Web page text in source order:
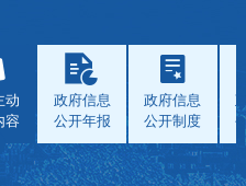
动
容
政府信息
公开年报
政府信息
公开制度